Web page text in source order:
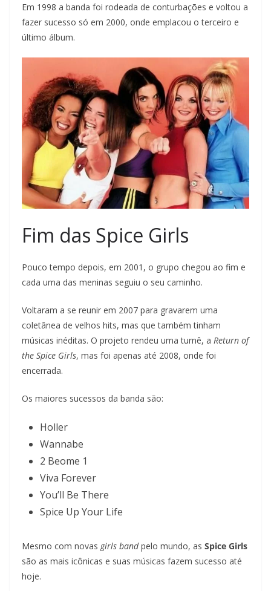
Em 1998 a banda foi rodeada de conturbações e voltou a
fazer sucesso só em 2000, onde emplacou o terceiro e
último álbum.
Fim das Spice Girls
Pouco tempo depois, em 2001, o grupo chegou ao fim e
cada uma das meninas seguiu o seu caminho.
Voltaram a se reunir em 2007 para gravarem uma
coletânea de velhos hits, mas que também tinham
músicas inéditas. O projeto rendeu uma turnê, a Return of
the Spice Girls, mas foi apenas até 2008, onde foi
encerrada.
Os maiores sucessos da banda são:
Holler
Wannabe
2 Beome 1
Viva Forever
You’ll Be There
Spice Up Your Life
Mesmo com novas girls bandpelo mundo, as Spice Girls
são as mais icônicas e suas músicas fazem sucesso até
hoje.